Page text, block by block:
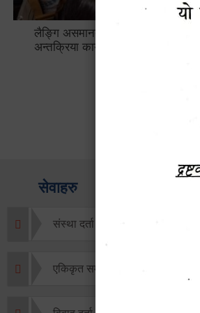
लैङ्गि असमानताका विबिध पक्षहरु विषयक
अन्तक्रिया कार्यक्रम
सेवाहरु
संस्था दर्ता सिफारिस
एकिकृत सम्पत्ति कर/घर जग्गा कर